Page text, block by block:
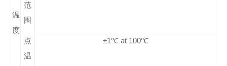
温
度
范
围
点
温
±1℃ at 100℃